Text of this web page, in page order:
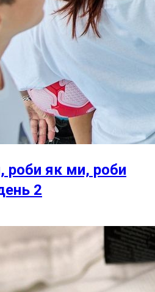
роби як ми, роби
2